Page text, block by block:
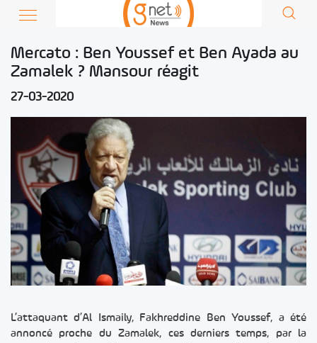
Mercato : Ben Youssef et Ben Ayada au
Zamalek ? Mansour réagit
27-03-2020
L’attaquant d’Al Ismaily, Fakhreddine Ben Youssef, a été
annoncé proche du Zamalek, ces derniers temps, par la